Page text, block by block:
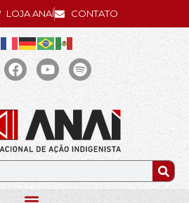
LOJA ANAÍ CONTATO